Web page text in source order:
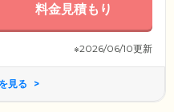
料金見積もり
※2026/06/10更新
見る